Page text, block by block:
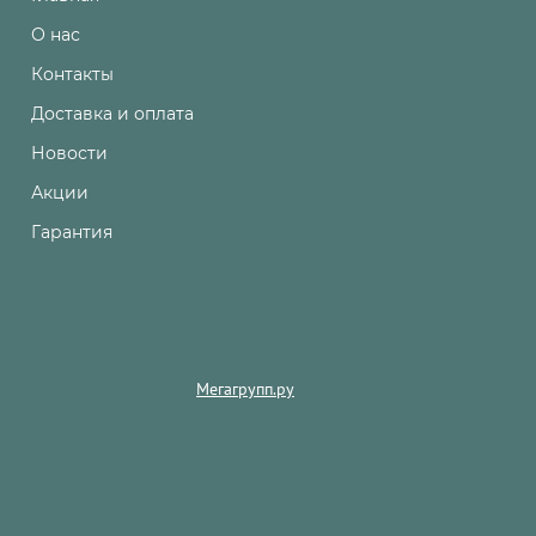
О нас
Контакты
Доставка и оплата
Новости
Акции
Гарантия
Мегагрупп.ру